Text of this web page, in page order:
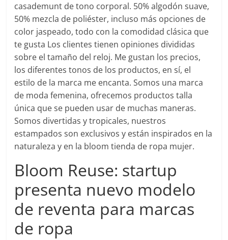
casademunt de tono corporal. 50% algodón suave,
50% mezcla de poliéster, incluso más opciones de
color jaspeado, todo con la comodidad clásica que
te gusta Los clientes tienen opiniones divididas
sobre el tamaño del reloj. Me gustan los precios,
los diferentes tonos de los productos, en sí, el
estilo de la marca me encanta. Somos una marca
de moda femenina, ofrecemos productos talla
única que se pueden usar de muchas maneras.
Somos divertidas y tropicales, nuestros
estampados son exclusivos y están inspirados en la
naturaleza y en la bloom tienda de ropa mujer.
Bloom Reuse: startup
presenta nuevo modelo
de reventa para marcas
de ropa